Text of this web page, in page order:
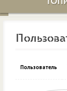
Пользователь